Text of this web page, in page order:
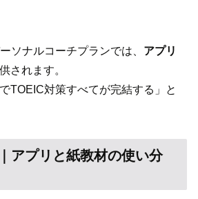
ソナルコーチプランでは、 アプリ
されます。
TOEIC対策すべてが完結する」と
アプリと紙教材の使い分